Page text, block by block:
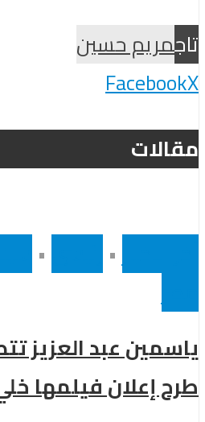
تاجمريم حسين
FacebookX
مقالات
•
•
ياسمين عبد العزيز
طرح إعلان فيلمها